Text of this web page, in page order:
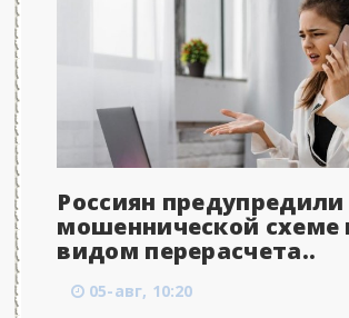
Россиян предупредили
мошеннической схеме
видом перерасчета..
05-авг, 10:20